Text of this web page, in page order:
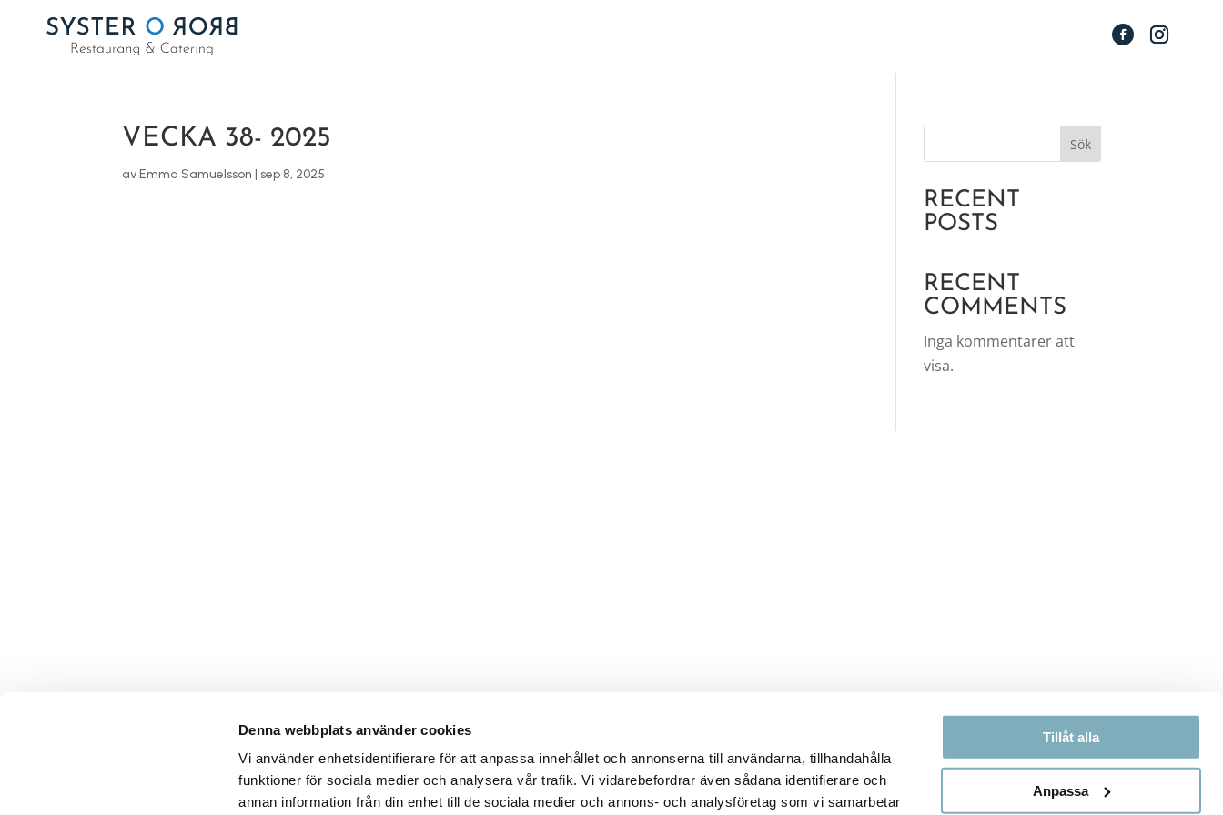
Denna webbplats använder cookies
Vi använder enhetsidentifierare för att anpassa innehållet och annonserna till användarna, tillhandahålla
funktioner för sociala medier och analysera vår trafik. Vi vidarebefordrar även sådana identifierare och
annan information från din enhet till de sociala medier och annons- och analysföretag som vi samarbetar
Tillåt alla
Anpassa
VECKA 38- 2025
avEmma Samuelsson | sep 8, 2025
Sök
RECENT
POSTS
RECENT
COMMENTS
Inga kommentarer att
visa.